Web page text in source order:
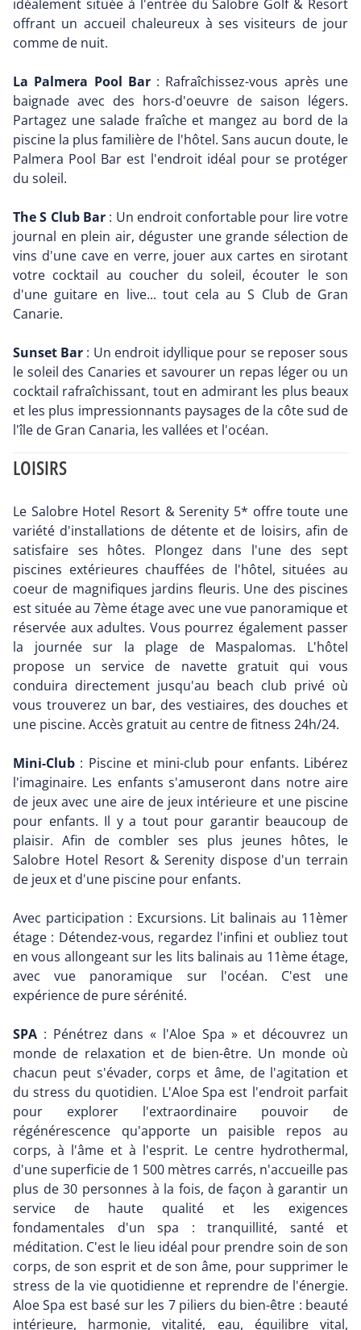
idéalement située à l'entrée du Salobre Golf & Resort
offrant un accueil chaleureux à ses visiteurs de jour
comme de nuit.
La Palmera Pool Bar: Rafraîchissez-vous après une
baignade avec des hors-d'oeuvre de saison légers.
Partagez une salade fraîche et mangez au bord de la
piscine la plus familière de l'hôtel. Sans aucun doute, le
Palmera Pool Bar est l'endroit idéal pour se protéger
du soleil.
The S Club Bar: Un endroit confortable pour lire votre
journal en plein air, déguster une grande sélection de
vins d'une cave en verre, jouer aux cartes en sirotant
votre cocktail au coucher du soleil, écouter le son
d'une guitare en live... tout cela au S Club de Gran
Canarie.
Sunset Bar : Un endroit idyllique pour se reposer sous
le soleil des Canaries et savourer un repas léger ou un
cocktail rafraîchissant, tout en admirant les plus beaux
et les plus impressionnants paysages de la côte sud de
l'île de Gran Canaria, les vallées et l'océan.
LOISIRS
Le Salobre Hotel Resort & Serenity 5* offre toute une
variété d'installations de détente et de loisirs, afin de
satisfaire ses hôtes. Plongez dans l'une des sept
piscines extérieures chauffées de l'hôtel, situées au
coeur de magnifiques jardins fleuris. Une des piscines
est située au 7ème étage avec une vue panoramique et
réservée aux adultes. Vous pourrez également passer
la journée sur la plage de Maspalomas. L'hôtel
propose un service de navette gratuit qui vous
conduira directement jusqu'au beach club privé où
vous trouverez un bar, des vestiaires, des douches et
une piscine. Accès gratuit au centre de fitness 24h/24.
Mini-Club : Piscine et mini-club pour enfants. Libérez
l'imaginaire. Les enfants s'amuseront dans notre aire
de jeux avec une aire de jeux intérieure et une piscine
pour enfants. Il y a tout pour garantir beaucoup de
plaisir. Afin de combler ses plus jeunes hôtes, le
Salobre Hotel Resort & Serenity dispose d'un terrain
de jeux et d'une piscine pour enfants.
Avec participation : Excursions. Lit balinais au 11èmer
étage : Détendez-vous, regardez l'infini et oubliez tout
en vous allongeant sur les lits balinais au 11ème étage,
avec vue panoramique sur l'océan. C'est une
expérience de pure sérénité.
SPA : Pénétrez dans « l'Aloe Spa » et découvrez un
monde de relaxation et de bien-être. Un monde où
chacun peut s'évader, corps et âme, de l'agitation et
du stress du quotidien. L'Aloe Spa est l'endroit parfait
pour explorer l'extraordinaire pouvoir de
régénérescence qu'apporte un paisible repos au
corps, à l'âme et à l'esprit. Le centre hydrothermal,
d'une superficie de 1 500 mètres carrés, n'accueille pas
plus de 30 personnes à la fois, de façon à garantir un
service de haute qualité et les exigences
fondamentales d'un spa : tranquillité, santé et
méditation. C'est le lieu idéal pour prendre soin de son
corps, de son esprit et de son âme, pour supprimer le
stress de la vie quotidienne et reprendre de l'énergie.
Aloe Spa est basé sur les 7 piliers du bien-être : beauté
intérieure, harmonie, vitalité, eau, équilibre vital,